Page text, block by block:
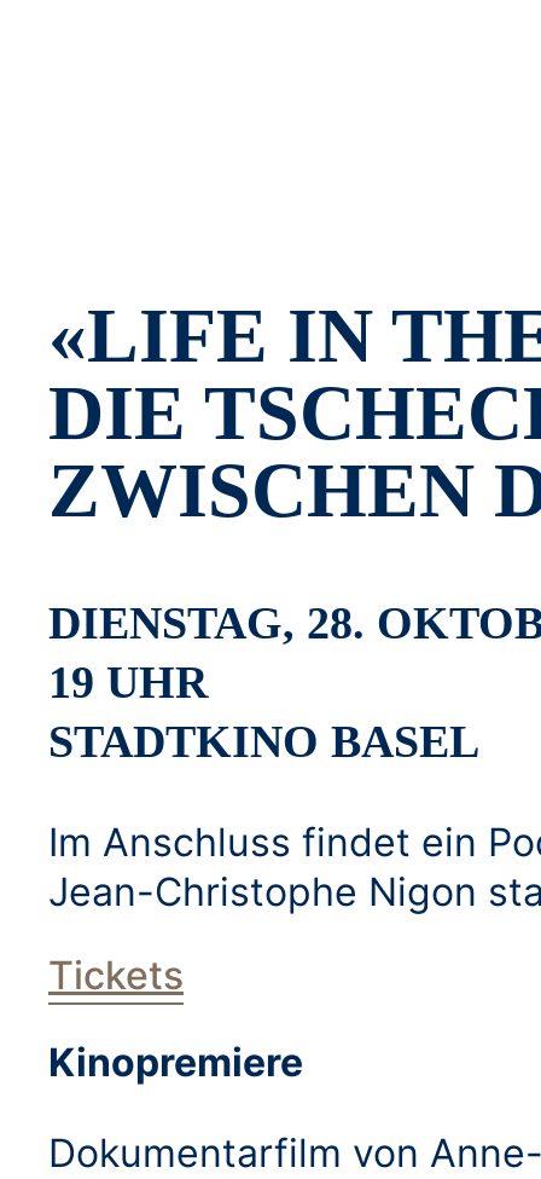
«LIFE IN
DIE
ZWISCHEN
DIENSTAG, 28.
19 UHR
STADTKINO BASEL
Im Anschluss findet ein
Jean-Christophe Nigon
Tickets
Kinopremiere
Dokumentarfilm von